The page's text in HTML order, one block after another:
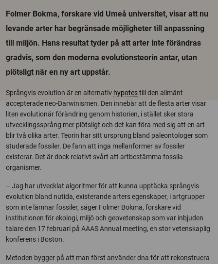
Folmer Bokma, forskare vid Umeå universitet, visar att nu
levande arter har begränsade möjligheter till anpassning
till miljön. Hans resultat tyder på att arter inte förändras
gradvis, som den moderna evolutionsteorin antar, utan
plötsligt när en ny art uppstår.
Språngvis evolution är en alternativ hypotestill den allmänt
accepterade neo-Darwinismen. Den innebär att de flesta arter visar
liten evolutionär förändring genom historien, i stället sker stora
utvecklingssprång mer plötsligt och det kan föra med sig att en art
blir två olika arter. Teorin har sitt ursprung bland paleontologer som
studerade fossiler. De fann att inga mellanformer av fossiler
existerar. Det är dock relativt svårt att artbestämma fossila
organismer.
– Jag har utvecklat algoritmer för att kunna upptäcka språngvis
evolution bland nutida, existerande arters egenskaper, i artgrupper
som inte lämnar fossiler, säger Folmer Bokma, forskare vid
institutionen för ekologi, miljö och geovetenskap som var inbjuden
talare den 17 februari på AAAS Annual meeting, en stor vetenskaplig
konferens i Boston.
Metoden bygger på att man först använder dna för att rekonstruera